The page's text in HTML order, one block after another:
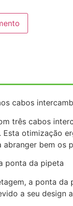
cabos
três cabos
Esta otimização
bem os
ponta da pipeta
a ponta da
a seu design